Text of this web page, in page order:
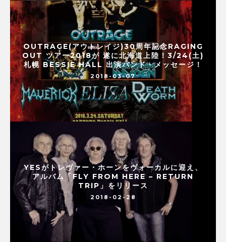
OUTRAGE(アウトレイジ)30周年記念RAGING
OUT ツアー2018が 遂に北海道上陸！3/24(土)
札幌 BESSIE HALL 出演バンド・メッセージ！
2018-03-07
YESがトレヴァー・ホーンをヴォーカルに迎え、
アルバム「FLY FROM HERE – RETURN
TRIP」をリリース
2018-02-28